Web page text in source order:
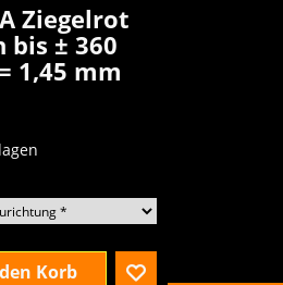
Ziegelrot
± 360
1,45 mm
Korb